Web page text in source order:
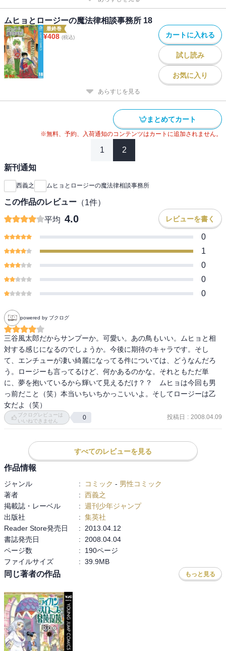
ムヒョとロージーの魔法律相談事務所 18
最終巻
¥408 (税込) カートに入れる
試し読み
お気に入り
あらすじを見る
まとめてカート
※無料、予約、入荷通知のコンテンツはカートに追加されません。
1 2
新刊通知
西義之 ムヒョとロージーの魔法律相談事務所
この作品のレビュー （1件）
平均 4.0 レビューを書く
0
1
0
0
0
powered by ブクログ
三谷風太郎だからサンプーか。可愛い。あの鳥もいい。ムヒョと相
対する感じになるのでしょうか。今後に期待のキャラです。そし
て、エンチューが凄い綺麗になってる件については、どうなんだろ
う。ロージーも言ってるけど、何かあるのかな。それともただ単
に、夢を抱いているから輝いて見えるだけ？？　ムヒョは今回も男
っ前だこと（笑）本当いちいちかっこいいよ。そしてロージーは乙
女だよ（笑）
ブクログレビューは
いいねできません
0 投稿日 : 2008.04.09
すべてのレビューを見る
作品情報
ジャンル : コミック - 男性コミック
著者
: 西義之
掲載誌・レーベル
: 週刊少年ジャンプ
出版社
: 集英社
Reader Store発売日
:
2013.04.12
書誌発売日
:
2008.04.04
ページ数
:
190ページ
ファイルサイズ
: 39.9MB
同じ著者の作品 もっと見る